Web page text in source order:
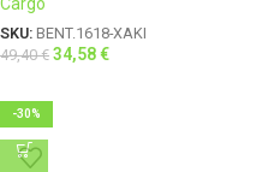
SKU: BENT.1618-ΧΑΚΙ
49,40€ 34,58€
-30%